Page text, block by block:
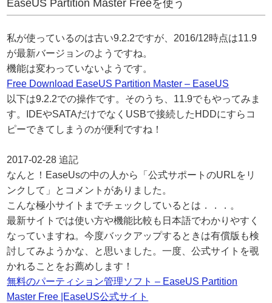
EaseUS Partition Master Freeを使う
私が使っているのは古い9.2.2ですが、2016/12時点は11.9
が最新バージョンのようですね。
機能は変わっていないようです。
Free Download EaseUS Partition Master – EaseUS
以下は9.2.2での操作です。そのうち、11.9でもやってみま
す。IDEやSATAだけでなくUSBで接続したHDDにすらコ
ピーできてしまうのが便利ですね！
2017-02-28 追記
なんと！EaseUsの中の人から「公式サポートのURLをリ
ンクして」とコメントがありました。
こんな極小サイトまでチェックしているとは．．．。
最新サイトでは使い方や機能比較も日本語でわかりやすく
なっていますね。今度バックアップするときは有償版も検
討してみようかな、と思いました。一度、公式サイトを覗
かれることをお薦めします！
無料のパーティション管理ソフト – EaseUS Partition
Master Free |EaseUS公式サイト